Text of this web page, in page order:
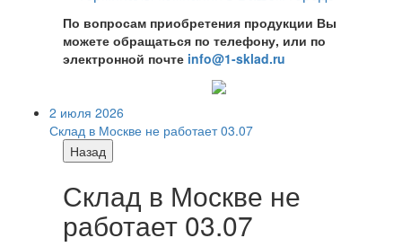
По вопросам приобретения продукции Вы
можете обращаться по телефону, или по
электронной почте info@1-sklad.ru
2 июля 2026
Склад в Москве не работает 03.07
Назад
Склад в Москве не
работает 03.07